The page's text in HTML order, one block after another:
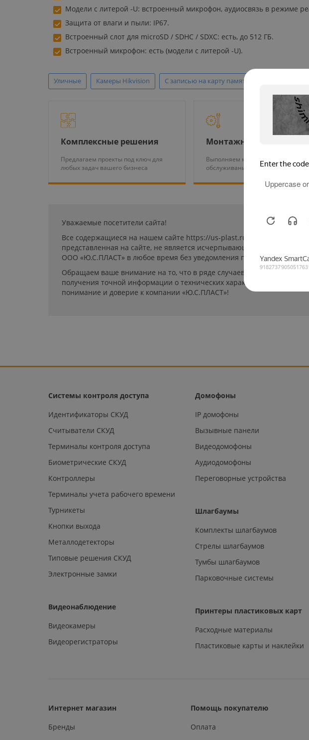
Модели с литерой -U: встроенный микрофон, аудиосвязь в режиме
Защита от влаги и пыли: IP67.
Встроенный слот для microSD / SDHC / SDXC: есть, до 512 ГБ.
Встроенный микрофон: есть (модели с литерой -U).
Уличные Камеры Hikvision С записью на карту памяти
Комплексные решения
Предлагаем проекты под ключ для
любых задач вашего бизнеса
Монтажные работы
Выполняем монтаж и тех.
обслуживание оборудования
Уважаемые посетители сайта!
Все содержащиеся на нашем сайте https://us-plast.ru/ (далее «сайт»)
представленная на сайте, не является исчерпывающей. Указанные
ООО «Ю.С.ПЛАСТ» в любое время без уведомления пользователей
Обращаем ваше внимание на то, что в ряде случаев производители
получения точной информации о технических характеристиках и
понимание и доверие к компании «Ю.С.ПЛАСТ»!
Системы контроля доступа
Идентификаторы СКУД
Считыватели СКУД
Терминалы контроля доступа
Биометрические СКУД
Контроллеры
Терминалы учета рабочего времени
Турникеты
Кнопки выхода
Металлодетекторы
Типовые решения СКУД
Электронные замки
Видеонаблюдение
Видеокамеры
Видеорегистраторы
Домофоны
IP домофоны
Вызывные панели
Видеодомофоны
Аудиодомофоны
Переговорные устройства
Шлагбаумы
Комплекты шлагбаумов
Стрелы шлагбаумов
Тумбы шлагбаумов
Парковочные системы
Принтеры пластиковых карт
Расходные материалы
Пластиковые карты и наклейки
Интернет магазин
Бренды
Помощь покупателю
Оплата